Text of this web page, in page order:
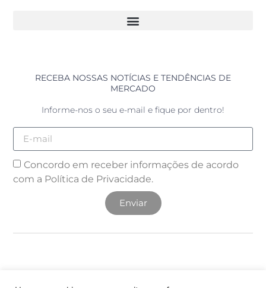
RECEBA NOSSAS NOTÍCIAS E TENDÊNCIAS DE
MERCADO
Informe-nos o seu e-mail e fique por dentro!
Concordo em receber informações de acordo
com a Política de Privacidade.
Enviar